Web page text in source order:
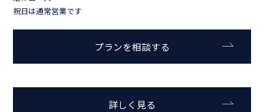
祝日は通常営業です
プランを相談する
詳しく見る